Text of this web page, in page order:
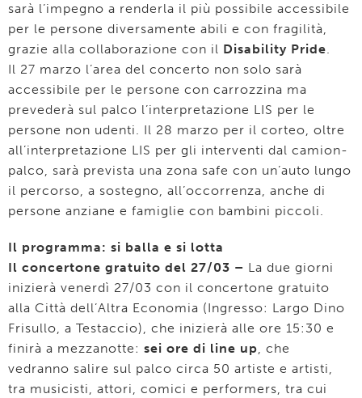
sarà l’impegno a renderla il più possibile accessibile
per le persone diversamente abili e con fragilità,
grazie alla collaborazione con il Disability Pride.
Il 27 marzo l’area del concerto non solo sarà
accessibile per le persone con carrozzina ma
prevederà sul palco l’interpretazione LIS per le
persone non udenti. Il 28 marzo per il corteo, oltre
all’interpretazione LIS per gli interventi dal camion-
palco, sarà prevista una zona safe con un’auto lungo
il percorso, a sostegno, all’occorrenza, anche di
persone anziane e famiglie con bambini piccoli.
Il programma: si balla e si lotta
Il concertone gratuito del 27/03 – La due giorni
inizierà venerdì 27/03 con il concertone gratuito
alla Città dell’Altra Economia (Ingresso: Largo Dino
Frisullo, a Testaccio), che inizierà alle ore 15:30 e
finirà a mezzanotte: sei ore di line up, che
vedranno salire sul palco circa 50 artiste e artisti,
tra musicisti, attori, comici e performers, tra cui